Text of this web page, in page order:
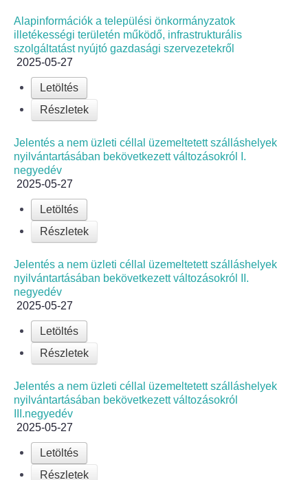
Bölcskei Borbarát Egyesültet Klub
Bölcskei Önkéntes Tűzoltó Egyesület
Bölcskei Néptánc Egyesület
Bölcskei Polgárőrség
Bölcskei Klímakör
HIVATAL
Dokumentumok
Szabályzatok
Elérhetőség
ÖNKORMÁNYZAT
Képviselő-testület
Alapinformációk a települési önkormányzatok
illetékességi területén működő, infrastrukturális
szolgáltatást nyújtó gazdasági szervezetekről
2025-05-27
Letöltés
Részletek
Jelentés a nem üzleti céllal üzemeltetett szálláshelyek
nyilvántartásában bekövetkezett változásokról I.
negyedév
2025-05-27
Letöltés
Részletek
Jelentés a nem üzleti céllal üzemeltetett szálláshelyek
nyilvántartásában bekövetkezett változásokról II.
negyedév
2025-05-27
Letöltés
Részletek
Jelentés a nem üzleti céllal üzemeltetett szálláshelyek
nyilvántartásában bekövetkezett változásokról
III.negyedév
2025-05-27
Letöltés
Részletek